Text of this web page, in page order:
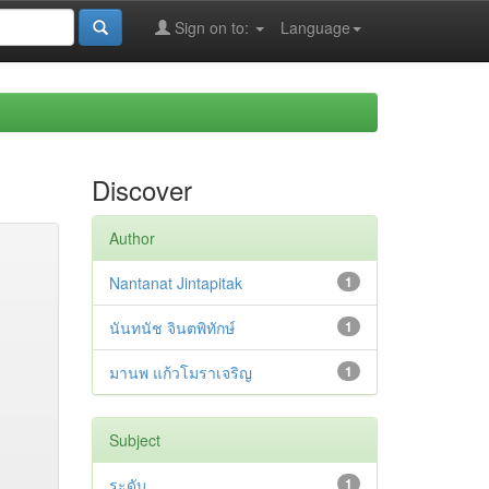
Language
Sign on to:
Discover
Author
1
Nantanat Jintapitak
1
นันทนัช จินตพิทักษ์
1
มานพ แก้วโมราเจริญ
Subject
1
ระดับ